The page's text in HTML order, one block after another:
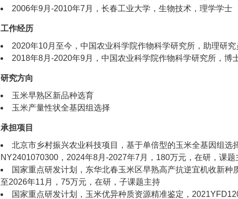
2006年9月-2010年7月，长春工业大学，生物技术，理学学士
工作经历
2020年10月至今，中国农业科学院作物科学研究所，助理研究
2018年8月-2020年9月，中国农业科学院作物科学研究所，博
研究方向
玉米早熟区新品种选育
玉米产量性状全基因组选择
承担项目
北京市乡村振兴农业科技项目，基于单倍型的玉米全基因组选
NY2401070300，2024年8月-2027年7月，180万元，在研，课题
国家重点研发计划，东华北春玉米区早熟高产抗逆宜机收新
至2026年11月，75万元，在研，子课题主持
国家重点研发计划，玉米优异种质资源精准鉴定，